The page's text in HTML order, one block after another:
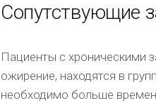
Сопутствующие
Пациенты с хроническими
ожирение, находятся в
необходимо больше